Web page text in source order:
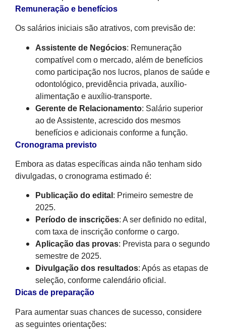
Remuneração e benefícios
Os salários iniciais são atrativos, com previsão de:
Assistente de Negócios: Remuneração
compatível com o mercado, além de benefícios
como participação nos lucros, planos de saúde e
odontológico, previdência privada, auxílio-
alimentação e auxílio-transporte.
Gerente de Relacionamento: Salário superior
ao de Assistente, acrescido dos mesmos
benefícios e adicionais conforme a função.
Cronograma previsto
Embora as datas específicas ainda não tenham sido
divulgadas, o cronograma estimado é:
Publicação do edital : Primeiro semestre de
2025.
Período de inscrições: A ser definido no edital,
com taxa de inscrição conforme o cargo.
Aplicação das provas: Prevista para o segundo
semestre de 2025.
Divulgação dos resultados: Após as etapas de
seleção, conforme calendário oficial.
Dicas de preparação
Para aumentar suas chances de sucesso, considere
as seguintes orientações: